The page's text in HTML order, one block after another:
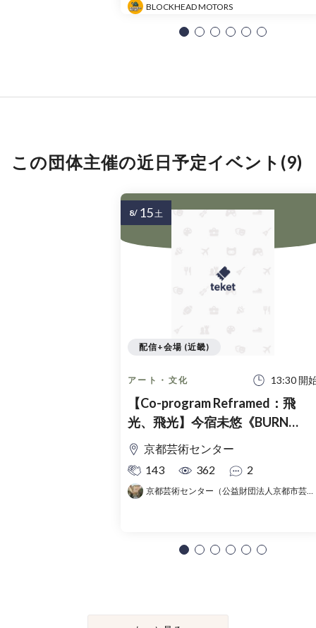
BLOCKHEAD MOTORS
この団体主催の近日予定イベント(9)
アート・文化 13:30 開
【Co-program Reframed：飛
光、飛光】今宿未悠《BURN
PLAY》オンライントーク
京都芸術センター
143
362 2
京都芸術センター（公益財団法人京都市芸術文化協会）
配信+会場 (近畿)
8/ 15土